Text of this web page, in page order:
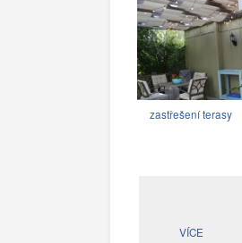
zastřešení terasy
VÍCE